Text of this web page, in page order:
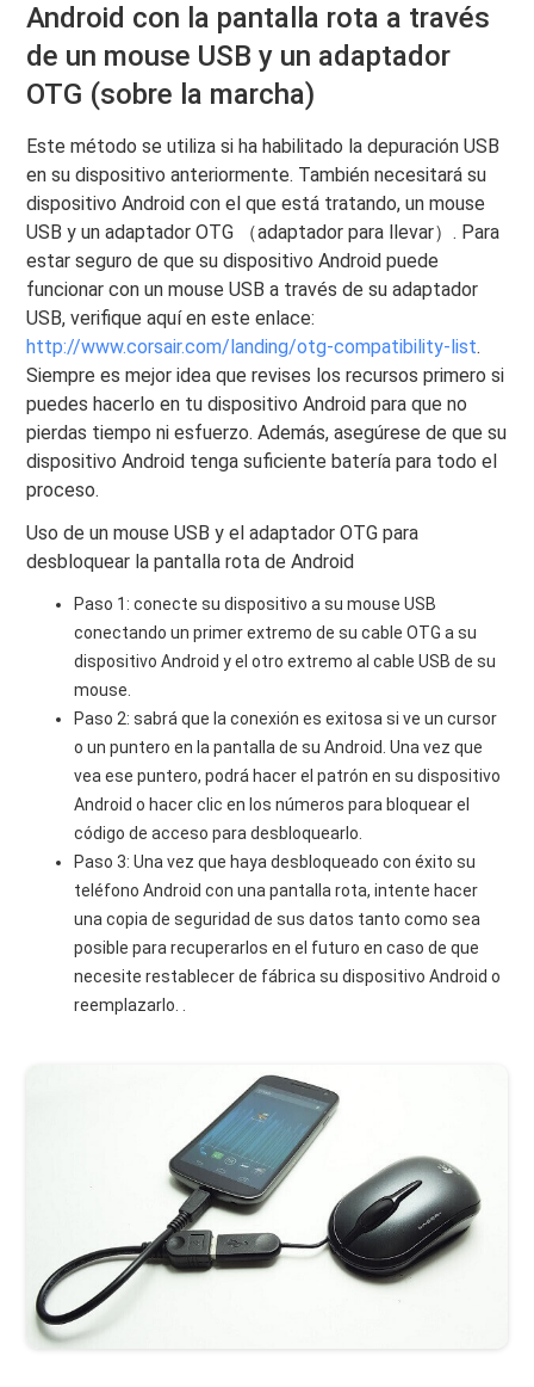
Android con la pantalla rota a través
de un mouse USB y un adaptador
OTG (sobre la marcha)
Este método se utiliza si ha habilitado la depuración USB
en su dispositivo anteriormente. También necesitará su
dispositivo Android con el que está tratando, un mouse
USB y un adaptador OTG （adaptador para llevar）. Para
estar seguro de que su dispositivo Android puede
funcionar con un mouse USB a través de su adaptador
USB, verifique aquí en este enlace:
http://www.corsair.com/landing/otg-compatibility-list.
Siempre es mejor idea que revises los recursos primero si
puedes hacerlo en tu dispositivo Android para que no
pierdas tiempo ni esfuerzo. Además, asegúrese de que su
dispositivo Android tenga suficiente batería para todo el
proceso.
Uso de un mouse USB y el adaptador OTG para
desbloquear la pantalla rota de Android
Paso 1: conecte su dispositivo a su mouse USB
conectando un primer extremo de su cable OTG a su
dispositivo Android y el otro extremo al cable USB de su
mouse.
Paso 2: sabrá que la conexión es exitosa si ve un cursor
o un puntero en la pantalla de su Android. Una vez que
vea ese puntero, podrá hacer el patrón en su dispositivo
Android o hacer clic en los números para bloquear el
código de acceso para desbloquearlo.
Paso 3: Una vez que haya desbloqueado con éxito su
teléfono Android con una pantalla rota, intente hacer
una copia de seguridad de sus datos tanto como sea
posible para recuperarlos en el futuro en caso de que
necesite restablecer de fábrica su dispositivo Android o
reemplazarlo. .